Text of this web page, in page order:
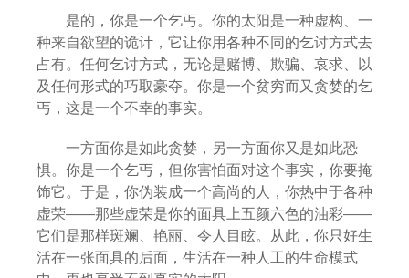
是的，你是一个乞丐。你的太阳是一种虚构、一
种来自欲望的诡计，它让你用各种不同的乞讨方式去
占有。任何乞讨方式，无论是赌博、欺骗、哀求、以
及任何形式的巧取豪夺。你是一个贫穷而又贪婪的乞
丐，这是一个不幸的事实。
一方面你是如此贪婪，另一方面你又是如此恐
惧。你是一个乞丐，但你害怕面对这个事实，你要掩
饰它。于是，你伪装成一个高尚的人，你热中于各种
虚荣——那些虚荣是你的面具上五颜六色的油彩——
它们是那样斑斓、艳丽、令人目眩。从此，你只好生
活在一张面具的后面，生活在一种人工的生命模式